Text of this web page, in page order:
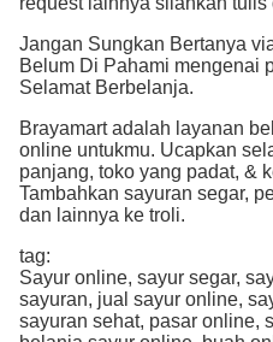
Jangan Sungkan Bertanya
Belum Di Pahami mengenai
Selamat Berbelanja.
Brayamart adalah layanan
online untukmu. Ucapkan
panjang, toko yang padat, &
Tambahkan sayuran segar,
dan lainnya ke troli.
tag:
Sayur online, sayur segar,
sayuran, jual sayur online,
sayuran sehat, pasar online,